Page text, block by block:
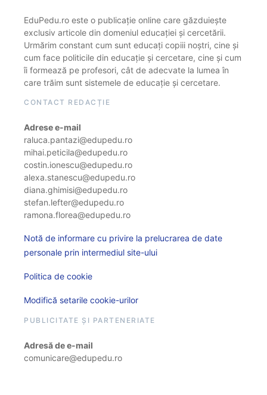
EduPedu.ro este o publicație online care găzduiește
exclusiv articole din domeniul educației și cercetării.
Urmărim constant cum sunt educați copiii noștri, cine și
cum face politicile din educație și cercetare, cine și cum
îi formează pe profesori, cât de adecvate la lumea în
care trăim sunt sistemele de educație și cercetare.
CONTACT REDACȚIE
Adrese e-mail
raluca.pantazi@edupedu.ro
mihai.peticila@edupedu.ro
costin.ionescu@edupedu.ro
alexa.stanescu@edupedu.ro
diana.ghimisi@edupedu.ro
stefan.lefter@edupedu.ro
ramona.florea@edupedu.ro
Notă de informare cu privire la prelucrarea de date
personale prin intermediul site-ului
Politica de cookie
Modifică setarile cookie-urilor
PUBLICITATE ȘI PARTENERIATE
Adresă de e-mail
comunicare@edupedu.ro